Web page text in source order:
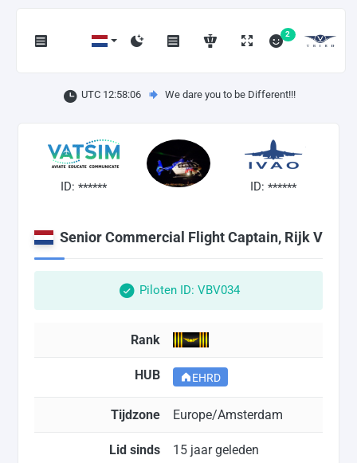
2
UTC 12:58:07 We dare you to be Different!!!
ID: ****** ID: ******
Senior Commercial Flight Captain, Rijk V
Piloten ID: VBV034
Rank
HUB EHRD
Tijdzone Europe/Amsterdam
Lid sinds 15 jaar geleden